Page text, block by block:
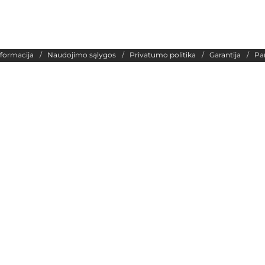
Naudojimo sąlygos Privatumo politika Garantija